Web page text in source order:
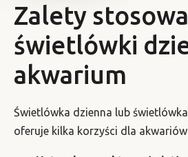
Zalety
świetlówki
akwarium
Świetlówka dzienna lub
oferuje kilka korzyści dla